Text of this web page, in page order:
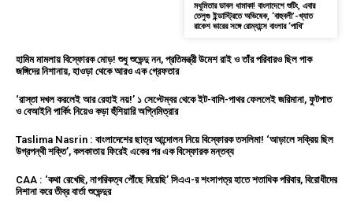
মধুমিতার ডাবল ধামাকা! বাংলাদেশে শুটিং, এবার
তেলুগু ইন্ডাস্ট্রিতে অভিষেক, ‘বাহুবলী’-খ্যাত
রাকেশ ভারের সঙ্গে রোম্যান্সে বাংলার ‘পাখি’
হামিম মামলায় বিস্ফোরক মোড়! শুধু শুভেন্দু নন, প্রতিমন্ত্রী উমেশ রাই ও তাঁর পরিবারও ছিল পাক
জঙ্গিদের নিশানায়, হাওড়া থেকে আরও এক গ্রেফতার
‘রাস্তা দখল করলেই আর রেহাই নয়!’ ১ সেপ্টেম্বর থেকে ইট-বালি-পাথর ফেললেই জরিমানা, ফুটপাত
ও বেআইনি পার্কিং নিয়েও কড়া হুঁশিয়ারি অগ্নিমিত্রার
Taslima Nasrin : বাংলাদেশের ছাত্র আন্দোলন নিয়ে বিস্ফোরক তসলিমা! ‘আড়ালে সক্রিয় ছিল
উগ্রপন্থী শক্তি’, কলকাতায় ফিরেই একের পর এক বিস্ফোরক মন্তব্য
CAA : ‘কথা রেখেছি, নাগরিকত্ব পৌঁছে দিয়েছি’ সিএএ-র শংসাপত্র হাতে শতাধিক পরিবার, বিরোধীদের
নিশানা করে তীব্র বার্তা শুভেন্দুর